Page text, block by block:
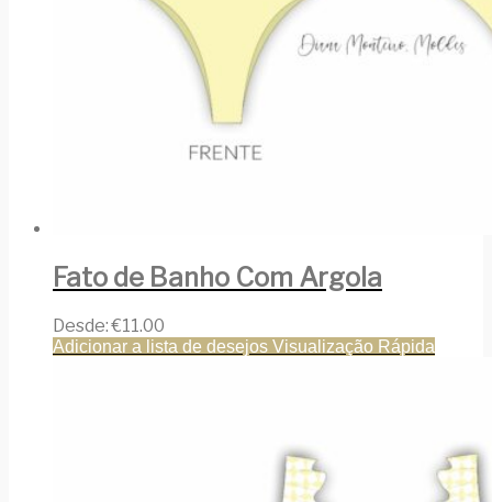
Fato de Banho Com Argola
Desde:€11.00
Adicionar a lista de desejos Visualização Rápida